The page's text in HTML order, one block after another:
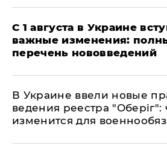
С 1 августа в Украине
важные изменения:
перечень нововведений
В Украине ввели новые
ведения реестра "Оберіг":
изменится для